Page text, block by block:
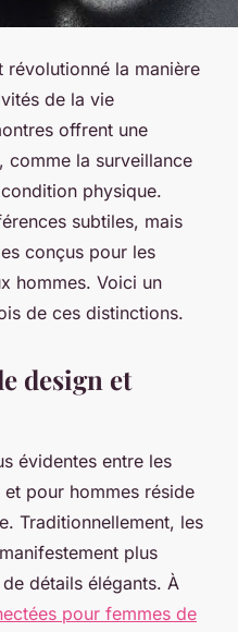
révolutionné la manière
de la vie
offrent une
comme la surveillance
physique.
subtiles, mais
conçus pour les
hommes. Voici un
de ces distinctions.
design et
évidentes entre les
pour hommes réside
Traditionnellement, les
plus
détails élégants. À
pour femmes de